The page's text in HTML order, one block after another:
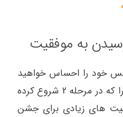
به موفقیت
خود را احساس خواهید
کرد. برخی از دوره های آموزشی را که در مرحله 2 شروع کرده
های زیادی برای جشن